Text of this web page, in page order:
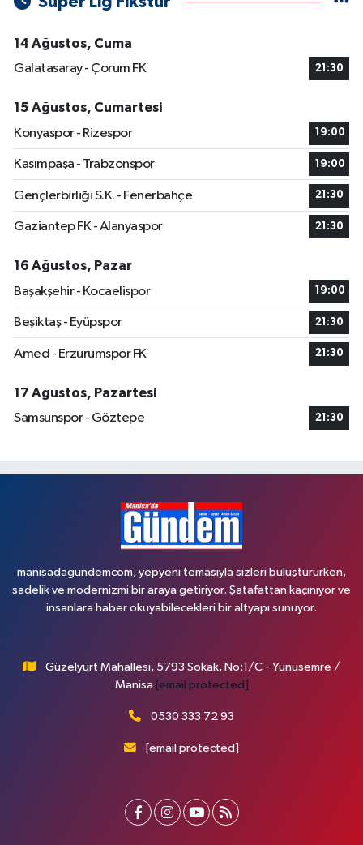
14 Ağustos, Cuma
Galatasaray - Çorum FK
21:30
15 Ağustos, Cumartesi
Konyaspor - Rizespor
19:00
Kasımpaşa - Trabzonspor 19:00
Gençlerbirliği S.K. - Fenerbahçe 21:30
Gaziantep FK - Alanyaspor 21:30
16 Ağustos, Pazar
Başakşehir - Kocaelispor
19:00
Beşiktaş - Eyüpspor 21:30
Amed - Erzurumspor FK 21:30
17 Ağustos, Pazartesi
Samsunspor - Göztepe
21:30
manisadagundemcom, yepyeni temasıyla sizleri buluştururken,
sadelik ve modernizmi bir araya getiriyor. Şatafattan kaçınıyor ve
insanlara haber okuyabilecekleri bir altyapı sunuyor.
Güzelyurt Mahallesi, 5793 Sokak, No:1/C - Yunusemre /
Manisa [email protected]
0530 333 72 93
[email protected]